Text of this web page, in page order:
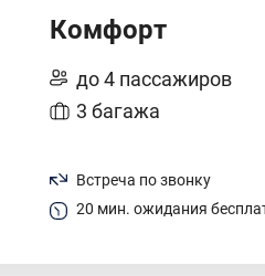
Комфорт
до 4 пассажиров
3 багажа
Встреча по звонку
20 мин. ожидания